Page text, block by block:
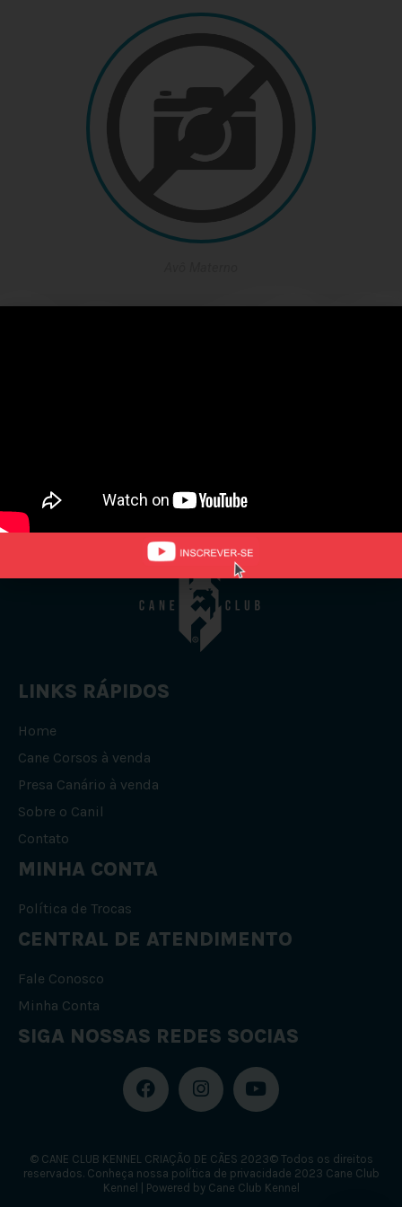
LINKS RÁPIDOS
Home
Cane Corsos à venda
Presa Canário à venda
Sobre o Canil
Contato
MINHA CONTA
Política de Trocas
CENTRAL DE ATENDIMENTO
Fale Conosco
Minha Conta
SIGA NOSSAS REDES SOCIAS
F
a
c
b
o
o
I
n
s
a
g
r
Y
o
u
u
b
e
© CANE CLUB KENNEL CRIAÇÃO DE CÃES 2023© Todos os direitos
reservados. Conheça nossa política de privacidade 2023 Cane Club
Kennel | Powered by Cane Club Kennel